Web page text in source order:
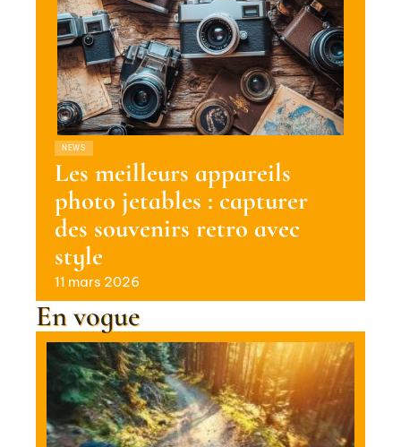
NEWS
Les meilleurs appareils
photo jetables : capturer
des souvenirs retro avec
style
11 mars 2026
En vogue